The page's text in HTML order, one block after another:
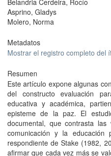
Belandria Cerdeira, Rocío
Asprino, Gladys
Molero, Norma
Metadatos
Mostrar el registro completo del
Resumen
Este artículo expone algunas
del constructo evaluación
educativa y académica,
episteme de la paz. El
documental, que contrasta
comunicación y la
respondiente de Stake (1982,
afirmar que cada vez más se